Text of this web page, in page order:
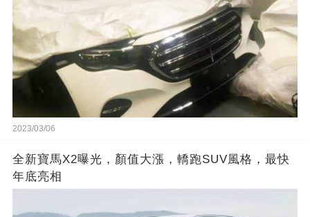
2023/03/06
全新寶馬X2曝光，顏值大漲，轎跑SUV風格，最快
年底亮相